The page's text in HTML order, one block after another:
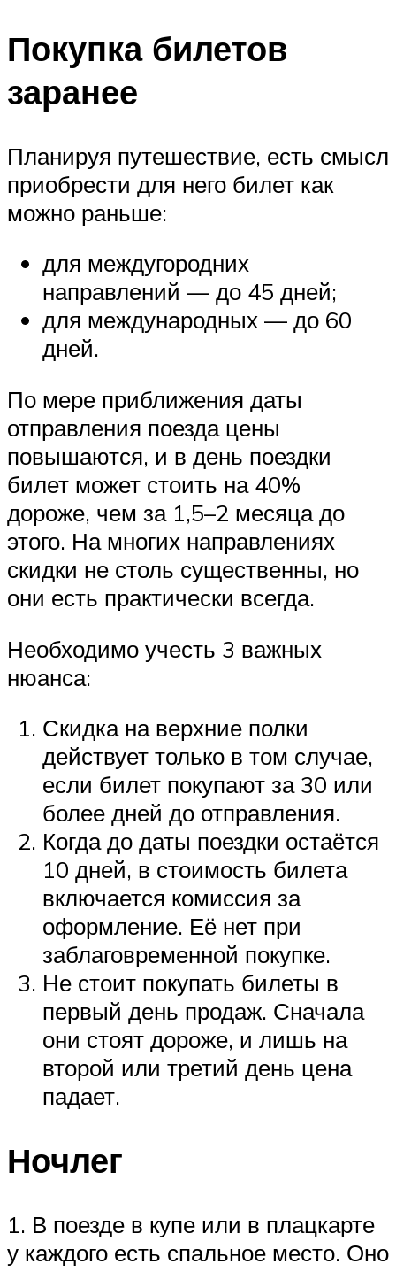
Покупка билетов
заранее
Планируя путешествие, есть смысл
приобрести для него билет как
можно раньше:
для междугородних
направлений — до 45 дней;
для международных — до 60
дней.
По мере приближения даты
отправления поезда цены
повышаются, и в день поездки
билет может стоить на 40%
дороже, чем за 1,5–2 месяца до
этого. На многих направлениях
скидки не столь существенны, но
они есть практически всегда.
Необходимо учесть 3 важных
нюанса:
Скидка на верхние полки
действует только в том случае,
если билет покупают за 30 или
более дней до отправления.
Когда до даты поездки остаётся
10 дней, в стоимость билета
включается комиссия за
оформление. Её нет при
заблаговременной покупке.
Не стоит покупать билеты в
первый день продаж. Сначала
они стоят дороже, и лишь на
второй или третий день цена
падает.
Ночлег
1. В поезде в купе или в плацкарте
у каждого есть спальное место. Оно